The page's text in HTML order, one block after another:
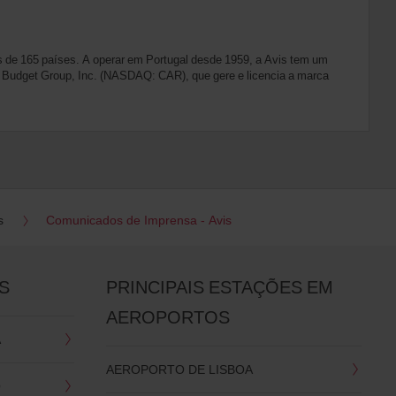
165 países. A operar em Portugal desde 1959, a Avis tem um
Group, Inc. (NASDAQ: CAR), que gere e licencia a marca
Comunicados de Imprensa - Avis
PRINCIPAIS ESTAÇÕES EM
AEROPORTOS
AEROPORTO DE LISBOA